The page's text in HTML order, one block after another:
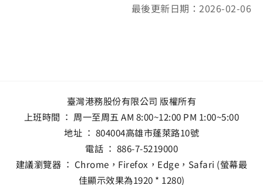
最後更新日期：2026-02-06
臺灣港務股份有限公司 版權所有
上班時間 ： 周一至周五 AM 8:00~12:00 PM 1:00~5:00
地址 ： 804004高雄市蓬萊路10號
電話 ： 886-7-5219000
建議瀏覽器 ： Chrome，Firefox，Edge，Safari (螢幕最
佳顯示效果為1920 * 1280)